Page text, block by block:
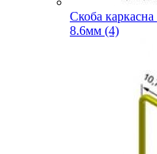
Скоба
8.6мм (4)